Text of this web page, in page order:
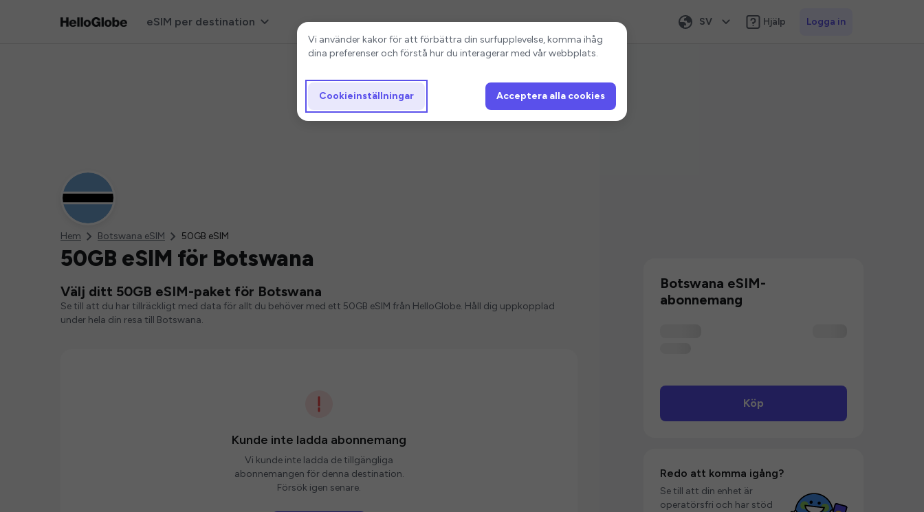
eSIM per destination SV Hjälp Logga in
Hem Botswana eSIM 50GB eSIM
50GB eSIM för Botswana
Välj ditt 50GB eSIM-paket för Botswana
Se till att du har tillräckligt med data för allt du behöver med ett 50GB eSIM från HelloGlobe. Håll dig uppkopplad
under hela din resa till Botswana.
Kunde inte ladda abonnemang
Vi kunde inte ladda de tillgängliga
abonnemangen för denna destination.
Försök igen senare.
Botswana eSIM-
abonnemang
Köp
Redo att komma igång?
Se till att din enhet är
operatörsfri och har stöd
Cookieinställningar
Vi använder kakor för att förbättra din surfupplevelse, komma ihåg
dina preferenser och förstå hur du interagerar med vår webbplats.
Cookieinställningar Acceptera alla cookies